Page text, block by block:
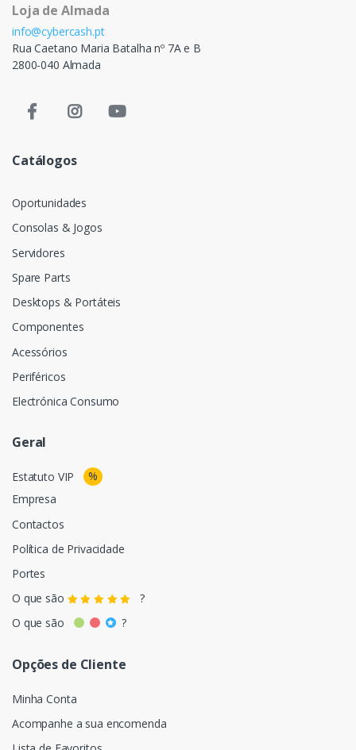
Loja de Almada
info@cybercash.pt
Rua Caetano Maria Batalha nº 7A e B
2800-040 Almada
Catálogos
Oportunidades
Consolas & Jogos
Servidores
Spare Parts
Desktops & Portáteis
Componentes
Acessórios
Periféricos
Electrónica Consumo
Geral
Estatuto VIP
%
Empresa
Contactos
Política de Privacidade
Portes
O que são
?
O que são
?
Opções de Cliente
Minha Conta
Acompanhe a sua encomenda